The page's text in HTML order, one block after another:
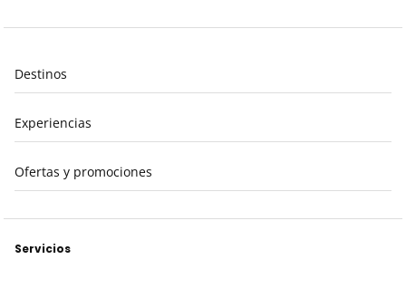
Destinos
Experiencias
Ofertas y promociones
Servicios